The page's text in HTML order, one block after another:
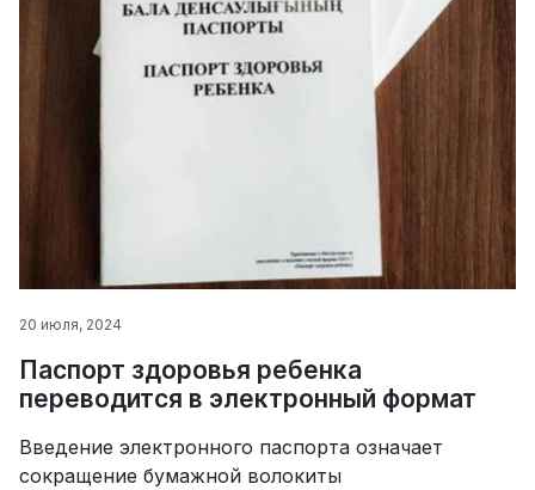
20 июля, 2024
Паспорт здоровья ребенка
переводится в электронный формат
Введение электронного паспорта означает
сокращение бумажной волокиты